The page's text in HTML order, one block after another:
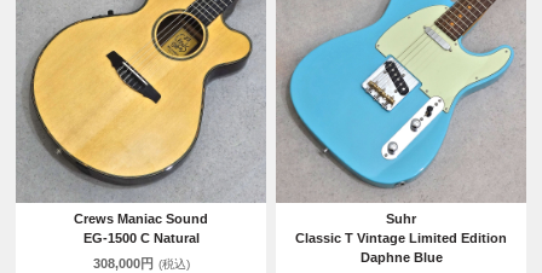
Crews Maniac Sound
EG-1500 C Natural
308,000円 (税込)
Suhr
Classic T Vintage Limited Edition
Daphne Blue